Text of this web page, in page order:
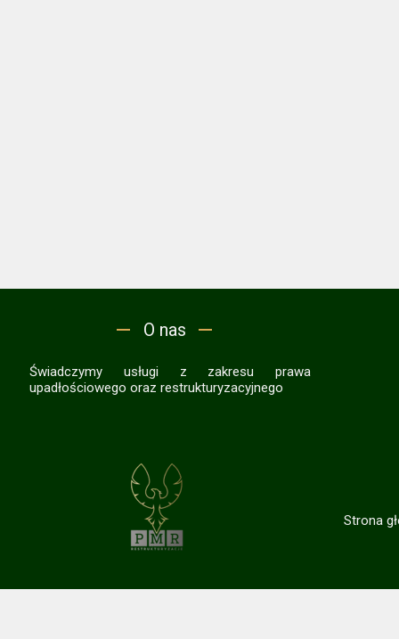
Strona
Świadczymy usługi z zakresu prawa
upadłościowego oraz restrukturyzacyjnego
O nas